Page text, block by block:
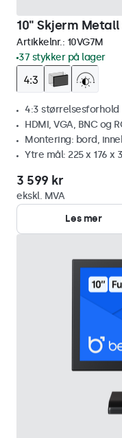
10" Skjerm
Artikkelnr.: 10VG7M
37 stykker på lager
4:3 størrelsesforhold
HDMI, VGA, BNC og
Montering: bord,
Ytre mål: 225 x 176 x
3 599 kr
ekskl. MVA
Les mer